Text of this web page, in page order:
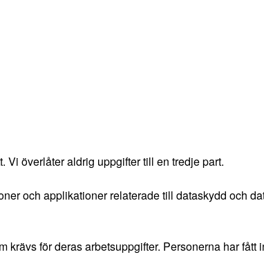
överlåter aldrig uppgifter till en tredje part.
och applikationer relaterade till dataskydd och
för deras arbetsuppgifter. Personerna har